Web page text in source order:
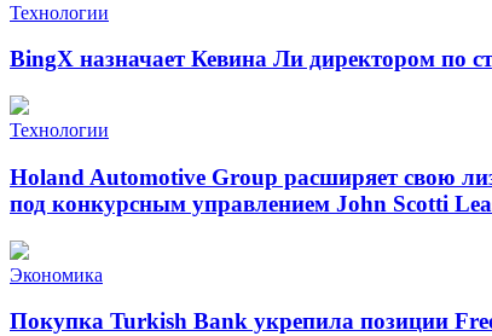
Технологии
BingX назначает Кевина Ли директором по
Технологии
Holand Automotive Group расширяет свою
под конкурсным управлением John Scotti
Экономика
Покупка Turkish Bank укрепила позиции